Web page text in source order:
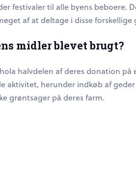
festivaler til alle byens beboere.
af at deltage i disse
midler blevet brugt?
halvdelen af deres donation
aktivitet, herunder indkøb af
grøntsager på deres farm.